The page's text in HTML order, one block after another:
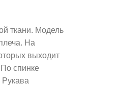
ткани. Модель
На
выходит
спинке
Рукава